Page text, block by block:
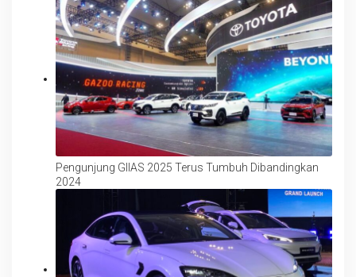
Pengunjung GIIAS 2025 Terus Tumbuh Dibandingkan
2024